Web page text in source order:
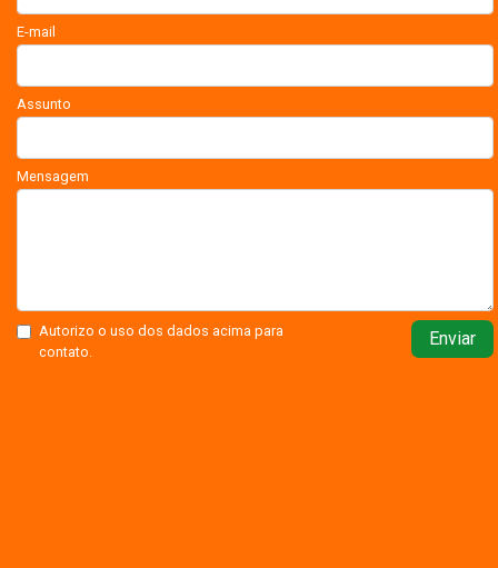
E-mail
Assunto
Mensagem
Autorizo o uso dos dados acima para
contato.
Enviar